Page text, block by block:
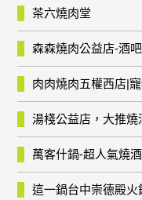
茶六燒肉堂
森森燒肉公益店-酒
肉肉燒肉五權西店|
湯棧公益店，大推
萬客什鍋-超人氣燒
這一鍋台中崇德殿火